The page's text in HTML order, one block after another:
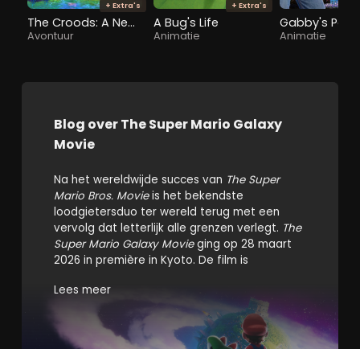
+ Extra's
The Croods: A New Age
Avontuur
+ Extra's
A Bug's Life
Animatie Animatie
Blog over The Super Mario Galaxy
Movie
Na het wereldwijde succes van The Super
Mario Bros. Movieis het bekendste
loodgietersduo ter wereld terug met een
vervolg dat letterlijk alle grenzen verlegt. The
Super Mario Galaxy Movieging op 28 maart
2026 in première in Kyoto. De film is
Jelenic, geschreven door Matthew Fogel en
geproduceerd door Illumination en Nintendo.
Met een opbrengst van ruim 1 miljard dollar is
het één van de grootste hits van 2026!
Lees meer